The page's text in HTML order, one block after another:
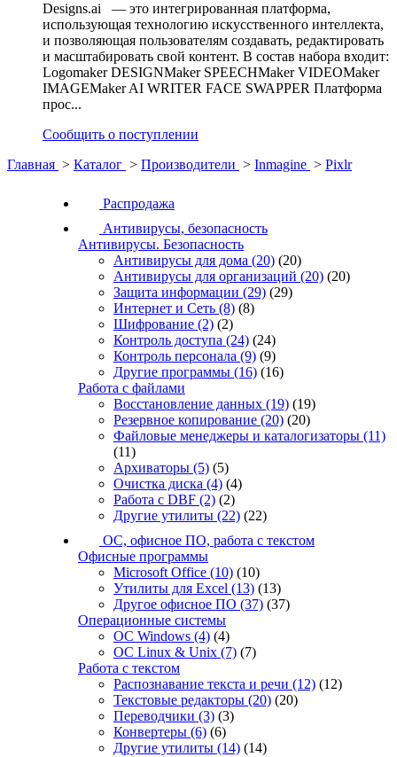
Designs.ai — это интегрированная платформа,
использующая технологию искусственного интеллекта,
и позволяющая пользователям создавать, редактировать
и масштабировать свой контент. В состав набора входит:
Logomaker DESIGNMaker SPEECHMaker VIDEOMaker
IMAGEMaker AI WRITER FACE SWAPPER Платформа
прос...
Сообщить о поступлении
Главная > Каталог > Производители > Inmagine > Pixlr
Распродажа
Антивирусы, безопасность
Антивирусы. Безопасность
Антивирусы для дома (20) (20)
Антивирусы для организаций (20) (20)
Защита информации (29) (29)
Интернет и Сеть (8) (8)
Шифрование (2) (2)
Контроль доступа (24) (24)
Контроль персонала (9) (9)
Другие программы (16) (16)
Работа с файлами
Восстановление данных (19) (19)
Резервное копирование (20) (20)
Файловые менеджеры и каталогизаторы (11)
(11)
Архиваторы (5) (5)
Очистка диска (4) (4)
Работа с DBF (2) (2)
Другие утилиты (22) (22)
ОС, офисное ПО, работа с текстом
Офисные программы
Microsoft Office (10) (10)
Утилиты для Excel (13) (13)
Другое офисное ПО (37) (37)
Операционные системы
ОС Windows (4) (4)
ОС Linux & Unix (7) (7)
Работа с текстом
Распознавание текста и речи (12) (12)
Текстовые редакторы (20) (20)
Переводчики (3) (3)
Конвертеры (6) (6)
Другие утилиты (14) (14)